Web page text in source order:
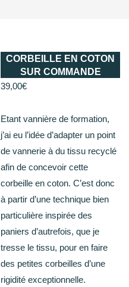
CORBEILLE EN COTON
SUR COMMANDE
39,00€
Etant vannière de formation,
j’ai eu l’idée d’adapter un point
de vannerie à du tissu recyclé
afin de concevoir cette
corbeille en coton. C’est donc
à partir d’une technique bien
particulière inspirée des
paniers d’autrefois, que je
tresse le tissu, pour en faire
des petites corbeilles d’une
rigidité exceptionnelle.